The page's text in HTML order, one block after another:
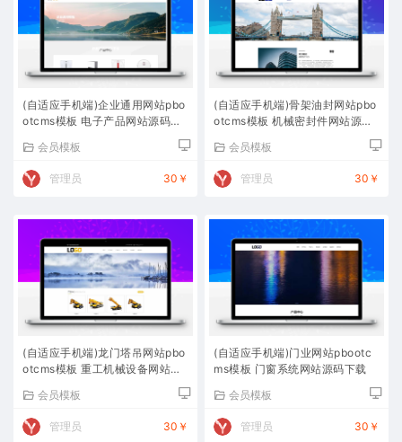
(自适应手机端)企业通用网站pbo
otcms模板 电子产品网站源码下
会员模板
管理员 30￥
(自适应手机端)骨架油封网站pbo
otcms模板 机械密封件网站源码
会员模板
管理员 30￥
(自适应手机端)龙门塔吊网站pbo
otcms模板 重工机械设备网站源
会员模板
管理员 30￥
(自适应手机端)门业网站pbootc
ms模板 门窗系统网站源码下载
会员模板
管理员 30￥